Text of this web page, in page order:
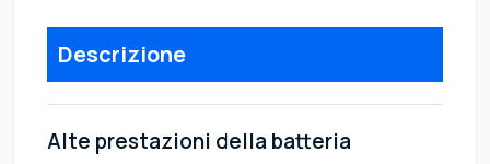
Descrizione
Alte prestazioni della batteria